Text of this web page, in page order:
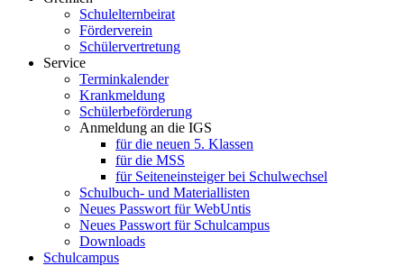
Schulelternbeirat
Förderverein
Schülervertretung
Service
Terminkalender
Krankmeldung
Schülerbeförderung
Anmeldung an die IGS
für die neuen 5. Klassen
für die MSS
für Seiteneinsteiger bei Schulwechsel
Schulbuch- und Materiallisten
Neues Passwort für WebUntis
Neues Passwort für Schulcampus
Downloads
Schulcampus